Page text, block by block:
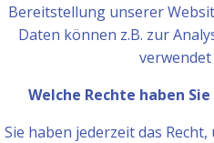
Bereitstellung unserer
Daten können z.B. zur
verwendet
Welche Rechte haben
Sie haben jederzeit das